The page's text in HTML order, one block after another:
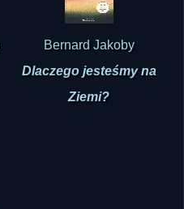
Bernard Jakoby
Dlaczego jesteśmy na
Ziemi?